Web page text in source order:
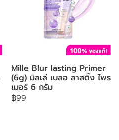
Mille Blur lasting Primer
(6g) มิลเล่ เบลอ ลาสติ้ง ไพร
เมอร์ 6 กรัม
฿99